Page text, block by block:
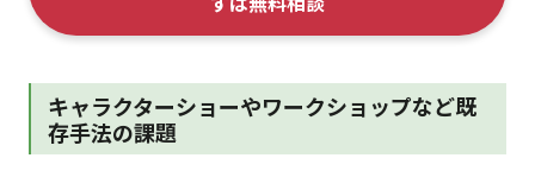
キャラクターショーやワークショップなど既
存手法の課題